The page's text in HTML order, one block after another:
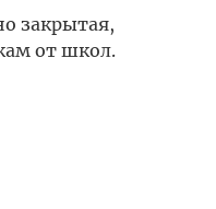
закрытая,
от школ.